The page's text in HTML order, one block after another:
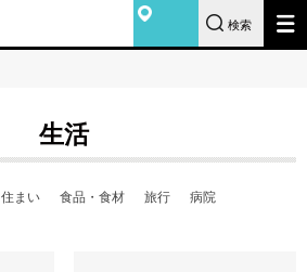
検索
生活
住まい 食品・食材 旅行
病院